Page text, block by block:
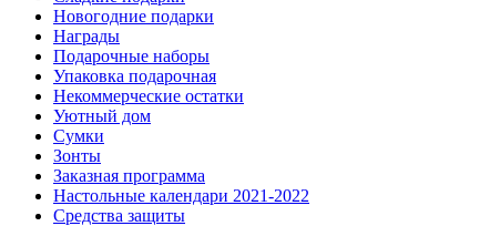
Новогодние подарки
Награды
Подарочные наборы
Упаковка подарочная
Некоммерческие остатки
Уютный дом
Сумки
Зонты
Заказная программа
Настольные календари 2021-2022
Средства защиты